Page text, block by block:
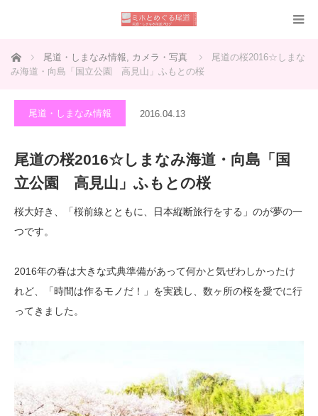
ホーム 尾道・しまなみ情報, カメラ・写真
尾道の桜2016☆しまな
み海道・向島「国立公園 高見山」ふもとの桜
尾道・しまなみ情報 2016.04.13
尾道の桜2016☆しまなみ海道・向島「国
立公園 高見山」ふもとの桜
桜大好き、「桜前線とともに、日本縦断旅行をする」のが夢の一
つです。
2016年の春は大きな式典準備があって何かと気ぜわしかったけ
れど、「時間は作るモノだ！」を実践し、数ヶ所の桜を愛でに行
ってきました。